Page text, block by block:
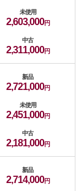
未使用
2,603,000
中古
2,311,000
新品
2,721,000
未使用
2,451,000
中古
2,181,000
新品
2,714,000